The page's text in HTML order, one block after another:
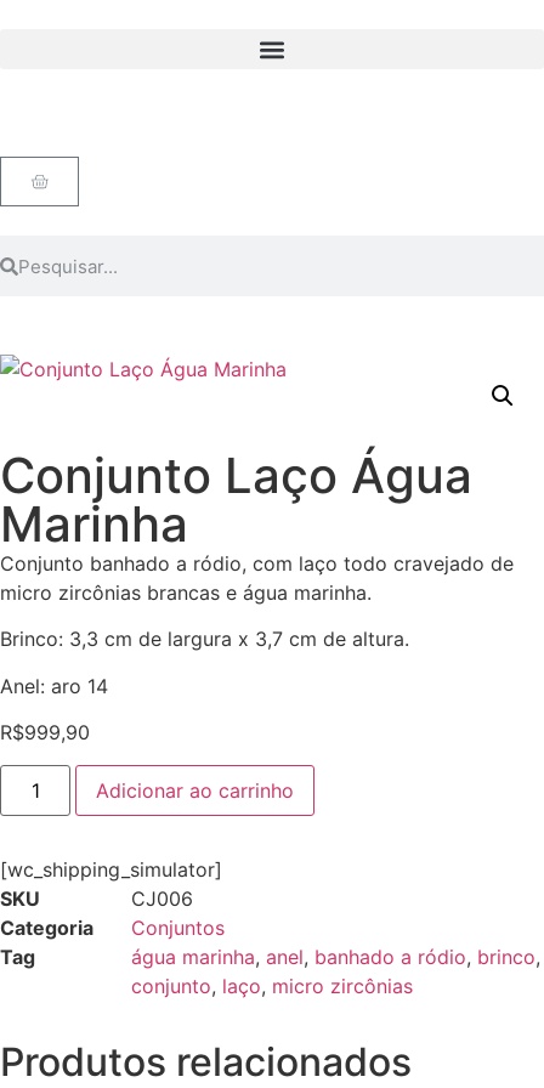
Conjunto Laço Água
Marinha
Conjunto banhado a ródio, com laço todo cravejado de
micro zircônias brancas e água marinha.
Brinco: 3,3 cm de largura x 3,7 cm de altura.
Anel: aro 14
R$999,90
Adicionar ao carrinho
[wc_shipping_simulator]
SKU
CJ006
Categoria
Conjuntos
Tag
água marinha, anel, banhado a ródio, brinco,
conjunto, laço, micro zircônias
Produtos relacionados